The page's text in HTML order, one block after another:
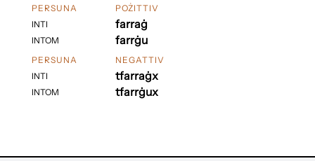
PERSUNA
INTI
INTOM
POŻITTIV
farraġ
farrġu
PERSUNA
INTI
INTOM
NEGATTIV
tfarraġx
tfarrġux